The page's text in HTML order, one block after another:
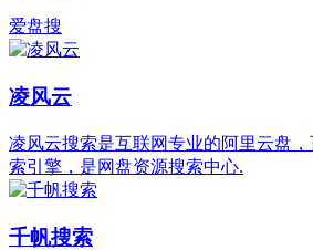
爱盘搜
凌风云
凌风云搜索是互联网专业的阿里云盘
索引擎，是网盘资源搜索中心.
千帆搜索